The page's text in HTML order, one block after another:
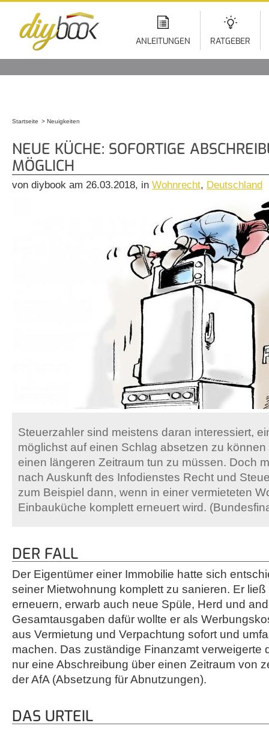
ANLEITUNGEN RATGEBER
Startseite Neuigkeiten
NEUE KÜCHE: SOFORTIGE
MÖGLICH
von diybook am 26.03.2018, in Wohnrecht, Deutschland
Steuerzahler sind meistens daran interessiert,
möglichst auf einen Schlag absetzen zu
einen längeren Zeitraum tun zu müssen. Doch
nach Auskunft des Infodienstes Recht und
zum Beispiel dann, wenn in einer vermieteten
Einbauküche komplett erneuert wird.
DER FALL
Der Eigentümer einer Immobilie hatte sich
seiner Mietwohnung komplett zu sanieren. Er
erneuern, erwarb auch neue Spüle, Herd und
Gesamtausgaben dafür wollte er als
aus Vermietung und Verpachtung sofort und
machen. Das zuständige Finanzamt verweigerte
nur eine Abschreibung über einen Zeitraum von
der AfA (Absetzung für Abnutzungen).
DAS URTEIL